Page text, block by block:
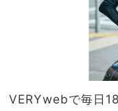
VERYwebで毎日